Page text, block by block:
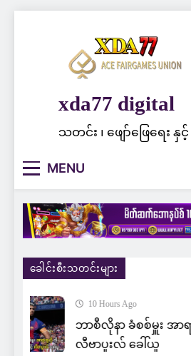
xda77 digital
သတင်း ၊ ဖျော်ဖြေရေး
MENU
ခေါင်းစီးသတင်းများ
10 Hours Ago
ဘာစီလိုနာ ခံစစ်မှူး အာရ
လီဗာပူးလ် ခေါ်ယူ